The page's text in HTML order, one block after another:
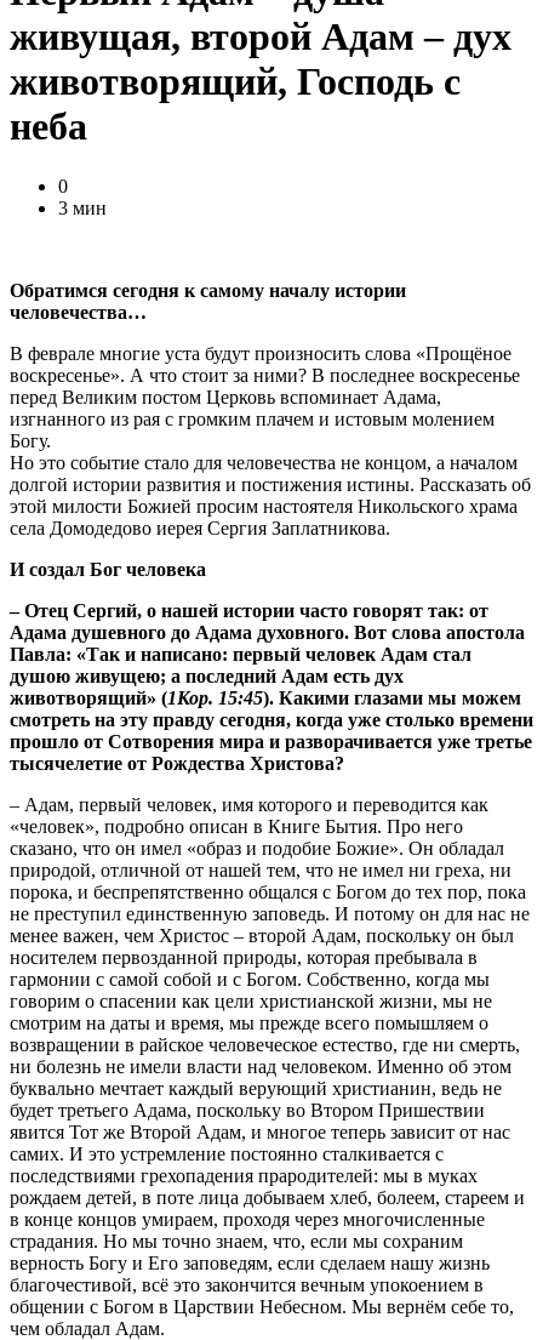
живущая, второй Адам – дух
животворящий, Господь с
неба
0
3 мин
Обратимся сегодня к самому началу истории
человечества…
В феврале многие уста будут произносить слова «Прощёное
воскресенье». А что стоит за ними? В последнее воскресенье
перед Великим постом Церковь вспоминает Адама,
изгнанного из рая с громким плачем и истовым молением
Богу.
Но это событие стало для человечества не концом, а началом
долгой истории развития и постижения истины. Рассказать об
этой милости Божией просим настоятеля Никольского храма
села Домодедово иерея Сергия Заплатникова.
И создал Бог человека
– Отец Сергий, о нашей истории часто говорят так: от
Адама душевного до Адама духовного. Вот слова апостола
Павла: «Так и написано: первый человек Адам стал
душою живущею; а последний Адам есть дух
животворящий» (1Кор. 15:45). Какими глазами мы можем
смотреть на эту правду сегодня, когда уже столько времени
прошло от Сотворения мира и разворачивается уже третье
тысячелетие от Рождества Христова?
– Адам, первый человек, имя которого и переводится как
«человек», подробно описан в Книге Бытия. Про него
сказано, что он имел «образ и подобие Божие». Он обладал
природой, отличной от нашей тем, что не имел ни греха, ни
порока, и беспрепятственно общался с Богом до тех пор, пока
не преступил единственную заповедь. И потому он для нас не
менее важен, чем Христос – второй Адам, поскольку он был
носителем первозданной природы, которая пребывала в
гармонии с самой собой и с Богом. Собственно, когда мы
говорим о спасении как цели христианской жизни, мы не
смотрим на даты и время, мы прежде всего помышляем о
возвращении в райское человеческое естество, где ни смерть,
ни болезнь не имели власти над человеком. Именно об этом
буквально мечтает каждый верующий христианин, ведь не
будет третьего Адама, поскольку во Втором Пришествии
явится Тот же Второй Адам, и многое теперь зависит от нас
самих. И это устремление постоянно сталкивается с
последствиями грехопадения прародителей: мы в муках
рождаем детей, в поте лица добываем хлеб, болеем, стареем и
в конце концов умираем, проходя через многочисленные
страдания. Но мы точно знаем, что, если мы сохраним
верность Богу и Его заповедям, если сделаем нашу жизнь
благочестивой, всё это закончится вечным упокоением в
общении с Богом в Царствии Небесном. Мы вернём себе то,
чем обладал Адам.